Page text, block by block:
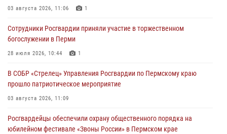
Росгвардейцы оказали силовую поддержку при задержании
28 июля 2026, 06:15
03 августа 2026, 11:06 1
Сотрудники Росгвардии приняли участие в торжественном
богослужении в Перми
28 июля 2026, 10:44 1
В СОБР «Стрелец» Управления Росгвардии по Пермскому краю
прошло патриотическое мероприятие
03 августа 2026, 11:09
Росгвардейцы обеспечили охрану общественного порядка на
юбилейном фестивале «Звоны России» в Пермском крае